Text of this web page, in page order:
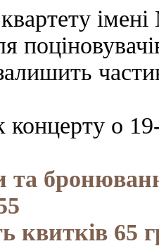
концерту о
та
квитків 65